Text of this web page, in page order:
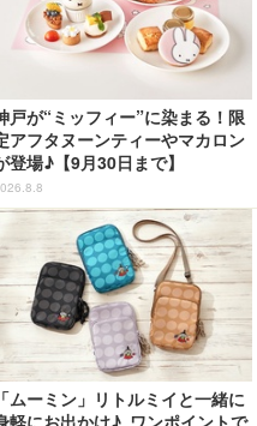
戸が“ミッフィー”に染まる！限
アフタヌーンティーやマカロン
登場♪【9月30日まで】
「ムーミン」リトルミイと一緒に
軽にお出かけ♪ ワンポイントで